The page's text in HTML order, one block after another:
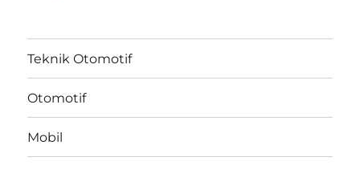
Teknik Otomotif
Otomotif
Mobil